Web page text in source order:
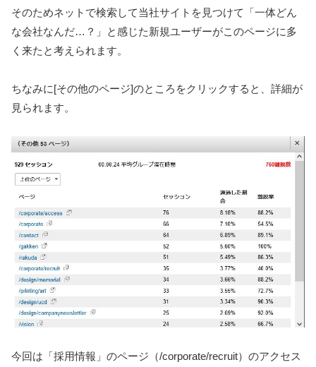
そのためネットで検索して当社サイトを見つけて「一体どん
な会社なんだ…？」と感じた新規ユーザーがこのページに多
く来たと考えられます。
ちなみに[その他のページ]のところをクリックすると、詳細が
見られます。
今回は「採用情報」のページ（/corporate/recruit）のアクセス